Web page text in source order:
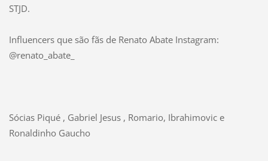
STJD.
Influencers que são fãs de Renato Abate Instagram:
@renato_abate_
Sócias Piqué , Gabriel Jesus , Romario, Ibrahimovic e
Ronaldinho Gaucho